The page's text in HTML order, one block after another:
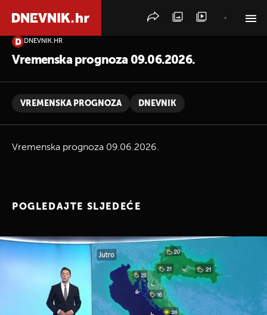
DNEVNIK.HR
Vremenska prognoza 09.06.2026.
VREMENSKA PROGNOZA DNEVNIK
Vremenska prognoza 09.06.2026.
POGLEDAJTE SLJEDEĆE
PRETRAŽITE VIJESTI